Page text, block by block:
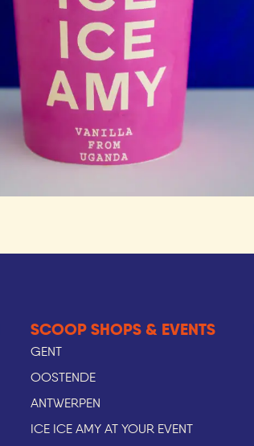
SCOOP SHOPS & EVENTS
GENT
OOSTENDE
ANTWERPEN
ICE ICE AMY AT YOUR EVENT